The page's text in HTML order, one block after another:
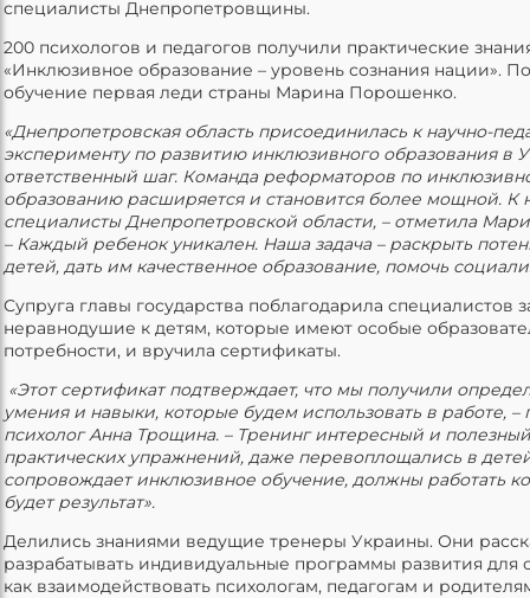
специалисты Днепропетровщины.
200 психологов и педагогов получили практические
«Инклюзивное образование – уровень сознания нации».
обучение первая леди страны Марина Порошенко.
«Днепропетровская область присоединилась к научно-
эксперименту по развитию инклюзивного образования в
ответственный шаг. Команда реформаторов по
образованию расширяется и становится более мощной. К
специалисты Днепропетровской области, – отметила
– Каждый ребенок уникален. Наша задача – раскрыть
детей, дать им качественное образование, помочь
Супруга главы государства поблагодарила специалистов
неравнодушие к детям, которые имеют особые
потребности, и вручила сертификаты.
«Этот сертификат подтверждает, что мы получили
умения и навыки, которые будем использовать в работе, –
психолог Анна Трощина. – Тренинг интересный и
практических упражнений, даже перевоплощались в
сопровождает инклюзивное обучение, должны работать
будет результат».
Делились знаниями ведущие тренеры Украины. Они
разрабатывать индивидуальные программы развития для
как взаимодействовать психологам, педагогам и